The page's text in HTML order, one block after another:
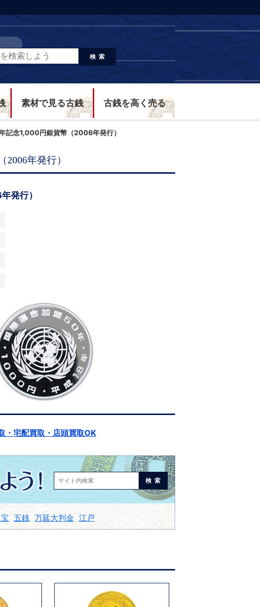
検索
素材で見る古銭 古銭を高く売る
記念1,000円銀貨幣（2006年発行）
年発行）
発行）
・宅配買取・店頭買取OK
検索
五銭 万延大判金 江戸